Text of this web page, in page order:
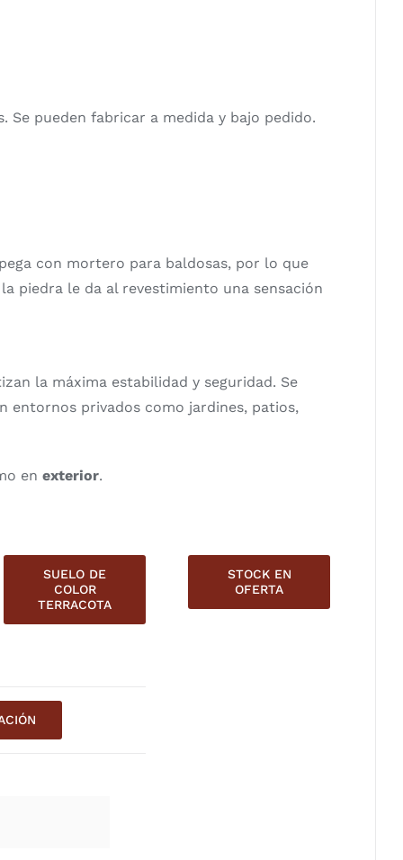
Se pueden fabricar a medida y bajo pedido.
con mortero para baldosas, por lo que
piedra le da al revestimiento una sensación
la máxima estabilidad y seguridad. Se
entornos privados como jardines, patios,
en exterior.
SUELO DE
COLOR
TERRACOTA
STOCK EN
OFERTA